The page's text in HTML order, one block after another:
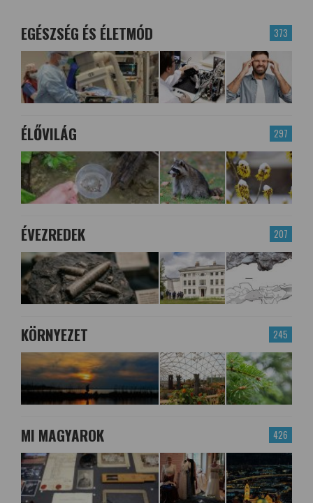
373
EGÉSZSÉG ÉS ÉLETMÓD
297
ÉLŐVILÁG
207
ÉVEZREDEK
245
KÖRNYEZET
426
MI MAGYAROK